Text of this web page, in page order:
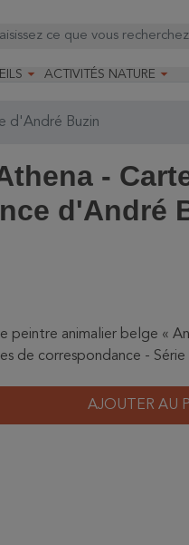
 ACTIVITÉS NATURE 
Formations longues
d'André Buzin
-
d'André
peintre animalier belge «
de correspondance - Série
AJOUTER AU